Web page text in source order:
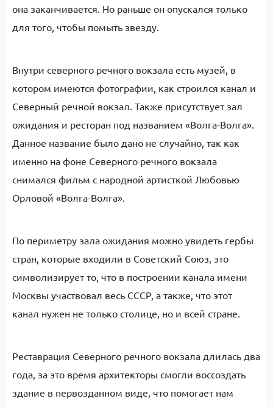
она заканчивается. Но раньше он опускался только
для того, чтобы помыть звезду.
Внутри северного речного вокзала есть музей, в
котором имеются фотографии, как строился канал и
Северный речной вокзал. Также присутствует зал
ожидания и ресторан под названием «Волга-Волга».
Данное название было дано не случайно, так как
именно на фоне Северного речного вокзала
снимался фильм с народной артисткой Любовью
Орловой «Волга-Волга».
По периметру зала ожидания можно увидеть гербы
стран, которые входили в Советский Союз, это
символизирует то, что в построении канала имени
Москвы участвовал весь СССР, а также, что этот
канал нужен не только столице, но и всей стране.
Реставрация Северного речного вокзала длилась два
года, за это время архитекторы смогли воссоздать
здание в первозданном виде, что помогает нам